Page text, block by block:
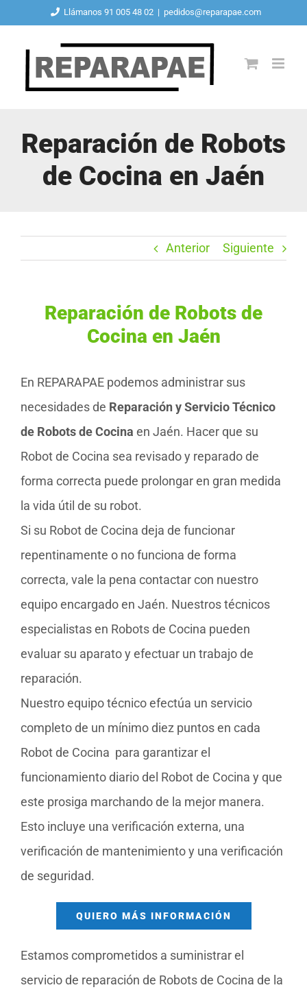
contenido
Llámanos 91 005 48 02 | pedidos@reparapae.com
Reparación de Robots
de Cocina en Jaén
Anterior Siguiente
Reparación de Robots de
Cocina en Jaén
En REPARAPAE podemos administrar sus
necesidades de Reparación y Servicio Técnico
de Robots de Cocina en Jaén. Hacer que su
Robot de Cocina sea revisado y reparado de
forma correcta puede prolongar en gran medida
la vida útil de su robot.
Si su Robot de Cocina deja de funcionar
repentinamente o no funciona de forma
correcta, vale la pena contactar con nuestro
equipo encargado en Jaén. Nuestros técnicos
especialistas en Robots de Cocina pueden
evaluar su aparato y efectuar un trabajo de
reparación.
Nuestro equipo técnico efectúa un servicio
completo de un mínimo diez puntos en cada
Robot de Cocina para garantizar el
funcionamiento diario del Robot de Cocina y que
este prosiga marchando de la mejor manera.
Esto incluye una verificación externa, una
verificación de mantenimiento y una verificación
de seguridad.
QUIERO MÁS INFORMACIÓN
Estamos comprometidos a suministrar el
servicio de reparación de Robots de Cocina de la